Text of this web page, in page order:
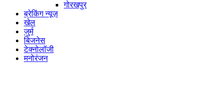
गोरखपुर
ब्रेकिंग न्यूज़
खेल
जुर्म
बिजनेस
टेक्नोलॉजी
मनोरंजन